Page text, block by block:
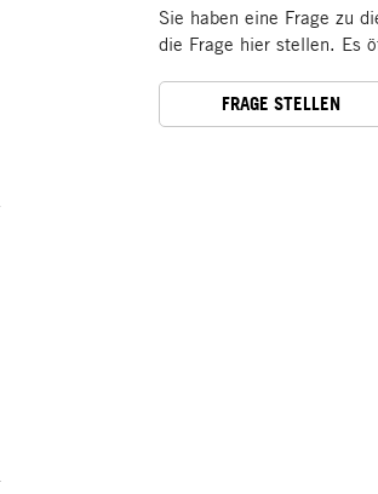
Sie haben eine Frage zu
die Frage hier stellen. Es
FRAGE STELLEN